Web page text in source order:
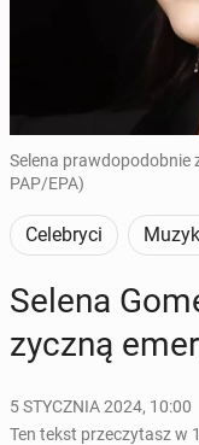
Selena prawdopodobnie
PAP/EPA)
Celebryci
Selena
zycz­ną
5 STYCZNIA 2024, 10:00
Ten tekst przeczytasz w